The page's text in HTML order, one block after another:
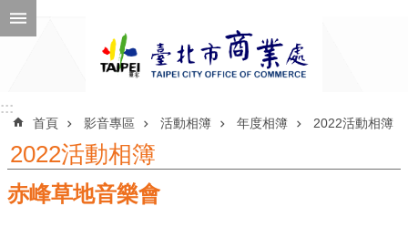
跳到主要內容區塊
公
::::::
首頁 影音專區 活動相簿 年度相簿 2022活動相簿
2022活動相簿
赤峰草地音樂會